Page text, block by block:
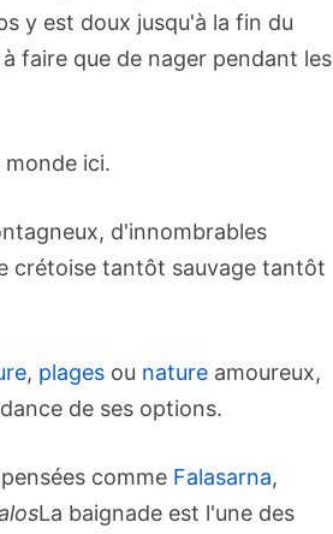
y est doux jusqu'à la fin du
faire que de nager pendant les
ici.
d'innombrables
crétoise tantôt sauvage tantôt
, plages ou nature amoureux,
de ses options.
comme Falasarna,
La baignade est l'une des